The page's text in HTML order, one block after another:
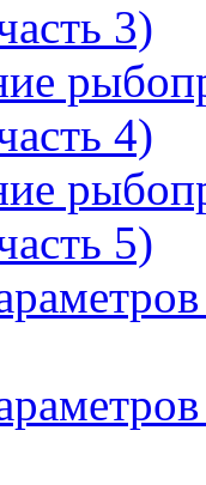
3)
4)
5)